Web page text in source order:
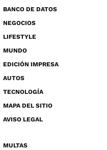
BANCO DE DATOS
NEGOCIOS
LIFESTYLE
MUNDO
EDICIÓN IMPRESA
AUTOS
TECNOLOGÍA
MAPA DEL SITIO
AVISO LEGAL
MULTAS